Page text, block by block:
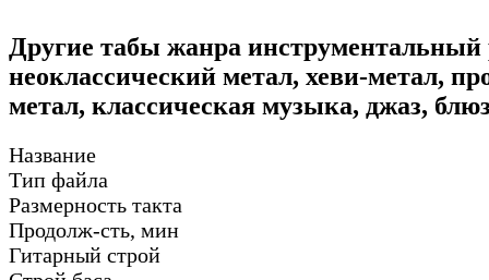
Другие табы жанра инструментальный
неоклассический метал, хеви-метал,
метал, классическая музыка, джаз,
Название
Тип файла
Размерность такта
Продолж-сть, мин
Гитарный строй